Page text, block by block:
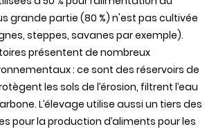
grande partie (80 %) n'est pas cultivée
steppes, savanes par exemple).
présentent de nombreux
: ce sont des réservoirs de
les sols de l’érosion, filtrent l’eau
L’élevage utilise aussi un tiers des
pour la production d’aliments pour les